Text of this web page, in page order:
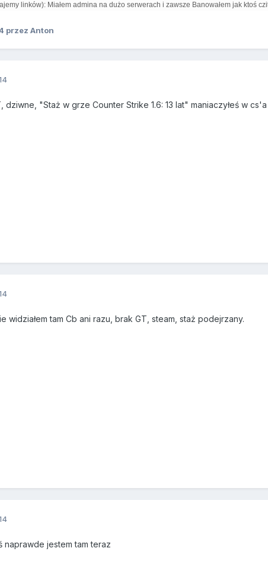
linków): Miałem admina na dużo serwerach i zawsze Banowałem jak ktoś
przez Anton
"Staż w grze Counter Strike 1.6: 13 lat" maniaczyłeś w
widziałem tam Cb ani razu, brak GT, steam, staż podejrzany.
naprawde jestem tam teraz